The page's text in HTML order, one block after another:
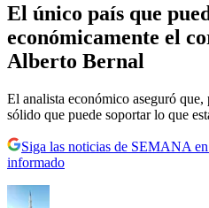
El único país que
económicamente el
Alberto Bernal
El analista económico aseguró
sólido que puede soportar lo que
Siga las noticias de SEMANA
informado